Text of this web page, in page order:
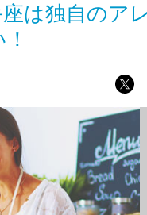
は独自のア